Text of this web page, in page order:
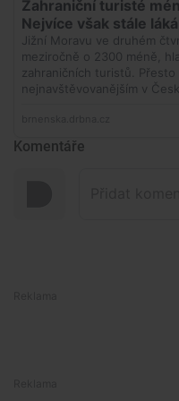
Komentáře